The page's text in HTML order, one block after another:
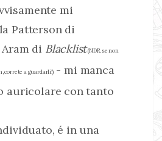
mi
Patterson di
di Blacklist(NDR. se non
correte a guardarli!)- mi manca
auricolare con tanto
é in una